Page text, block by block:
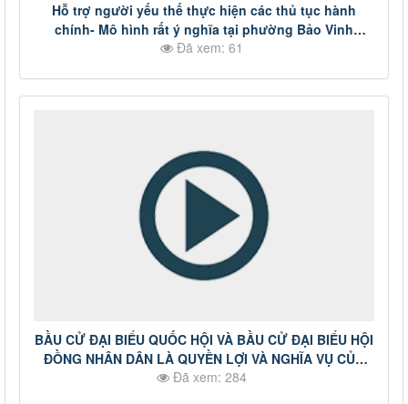
Hỗ trợ người yếu thế thực hiện các thủ tục hành
chính- Mô hình rất ý nghĩa tại phường Bảo Vinh
#DongNai #thoisu #tintuctrongngay
Đã xem: 61
BẦU CỬ ĐẠI BIỂU QUỐC HỘI VÀ BẦU CỬ ĐẠI BIỂU HỘI
ĐỒNG NHÂN DÂN LÀ QUYỀN LỢI VÀ NGHĨA VỤ CỦA
CÔNG DÂN
Đã xem: 284